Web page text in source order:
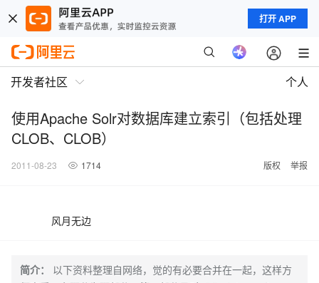
打开 APP
开发者社区 个人
使用Apache Solr对数据库建立索引（包括处理
CLOB、CLOB）
2011-08-23 1714 版权 举报
风月无边
简介：
以下资料整理自网络，觉的有必要合并在一起，这样方